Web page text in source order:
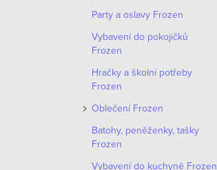
Party a oslavy Frozen
Vybavení do pokojíčků
Frozen
Hračky a školní potřeby
Frozen
Oblečení Frozen
Batohy, peněženky, tašky
Frozen
Vybavení do kuchyně Frozen